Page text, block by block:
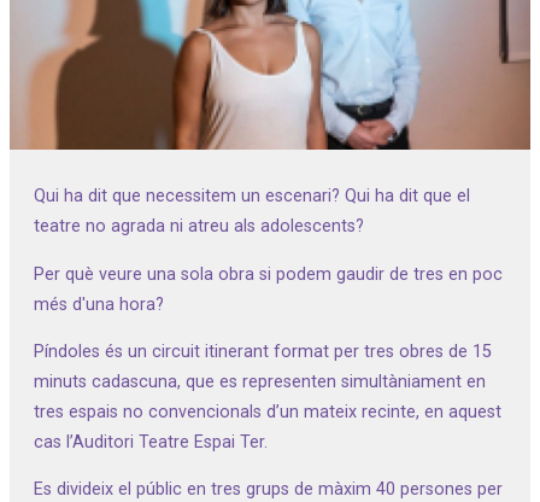
Qui ha dit que necessitem un escenari? Qui ha dit que el
teatre no agrada ni atreu als adolescents?
Per què veure una sola obra si podem gaudir de tres en poc
més d'una hora?
Píndoles és un circuit itinerant format per tres obres de 15
minuts cadascuna, que es representen simultàniament en
tres espais no convencionals d’un mateix recinte, en aquest
cas l’Auditori Teatre Espai Ter.
Es divideix el públic en tres grups de màxim 40 persones per